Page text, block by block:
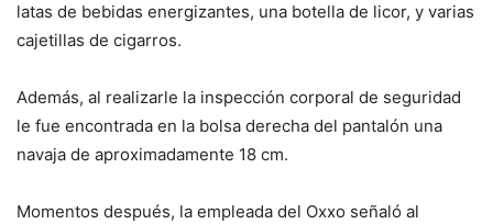
latas de bebidas energizantes, una botella de licor, y varias
cajetillas de cigarros.
Además, al realizarle la inspección corporal de seguridad
le fue encontrada en la bolsa derecha del pantalón una
navaja de aproximadamente 18 cm.
Momentos después, la empleada del Oxxo señaló al